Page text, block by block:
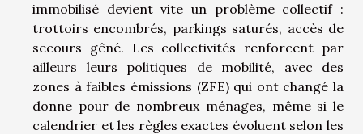
immobilisé devient vite un problème collectif :
trottoirs encombrés, parkings saturés, accès de
secours gêné. Les collectivités renforcent par
ailleurs leurs politiques de mobilité, avec des
zones à faibles émissions (ZFE) qui ont changé la
donne pour de nombreux ménages, même si le
calendrier et les règles exactes évoluent selon les